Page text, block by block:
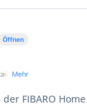
FIBARO